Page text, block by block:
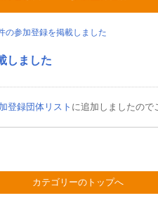
の参加登録を掲載しました
しました
登録団体リスト に追加しましたので
カテゴリーのトップへ